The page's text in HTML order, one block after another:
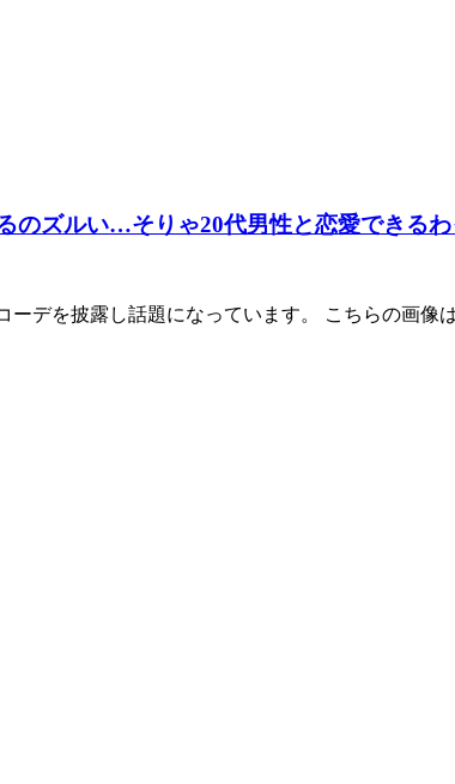
のズルい…そりゃ20代男性と恋愛できる
ーデを披露し話題になっています。 こちらの画